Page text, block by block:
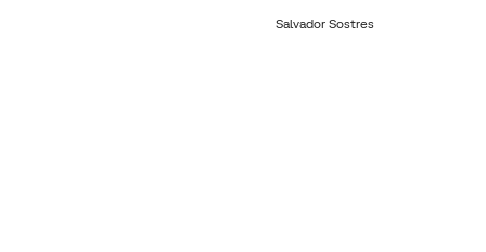
Salvador Sostres